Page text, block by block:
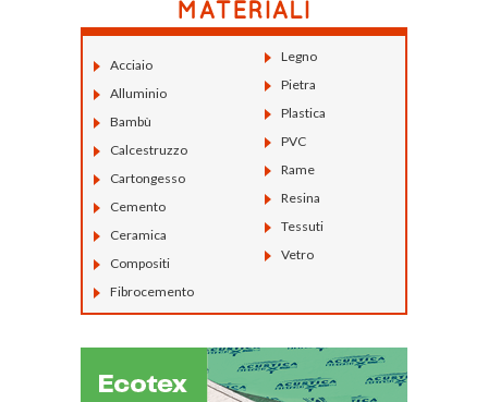
Acciaio
Alluminio
Bambù
Calcestruzzo
Cartongesso
Cemento
Ceramica
Compositi
Fibrocemento
Legno
Pietra
Plastica
PVC
Rame
Resina
Tessuti
Vetro